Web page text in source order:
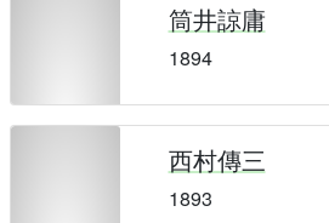
筒井諒庸
1894
西村傳三
1893